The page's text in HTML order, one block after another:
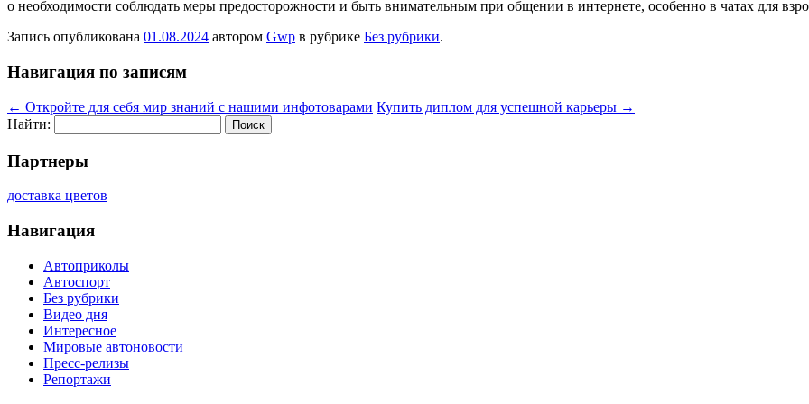
о необходимости соблюдать меры предосторожности и быть внимательным при общении в интернете, особенно в чатах для
Запись опубликована 01.08.2024 автором Gwp в рубрике Без рубрики.
Навигация по записям
← Откройте для себя мир знаний с нашими инфотоварами Купить диплом для успешной карьеры →
Найти:
Партнеры
доставка цветов
Навигация
Автоприколы
Автоспорт
Без рубрики
Видео дня
Интересное
Мировые автоновости
Пресс-релизы
Репортажи